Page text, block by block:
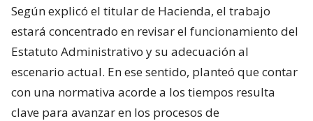
Según explicó el titular de Hacienda, el trabajo
estará concentrado en revisar el funcionamiento del
Estatuto Administrativo y su adecuación al
escenario actual. En ese sentido, planteó que contar
con una normativa acorde a los tiempos resulta
clave para avanzar en los procesos de